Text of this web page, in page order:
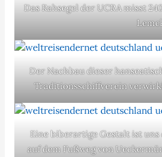
Das Rahsegel der UCRA misst
Der Nachbau dieser
Traditionsschiffverein
Eine biberartige Gestalt ist
auf dem Fußweg von